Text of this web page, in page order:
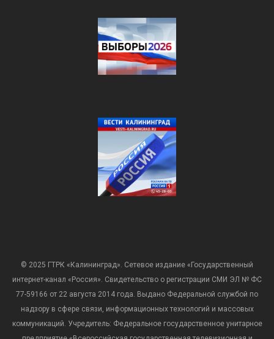
© 2025 ГТРК «Калининград». Сетевое издание «Государственный
интернет-канал «Россия». Свидетельство о регистрации СМИ ЭЛ № ФС
77-59166 от 22 августа 2014 года. Выдано Федеральной службой по
надзору в сфере связи, информационных технологий и массовых
коммуникаций. Учредитель: Федеральное государственное унитарное